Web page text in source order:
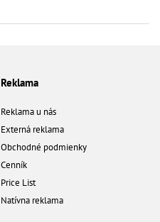
Reklama
Reklama u nás
Externá reklama
Obchodné podmienky
Cenník
Price List
Natívna reklama